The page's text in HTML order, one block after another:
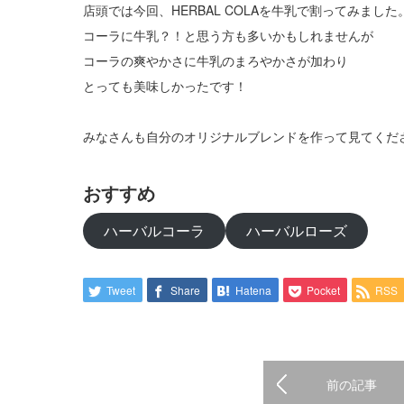
店頭では今回、HERBAL COLAを牛乳で割ってみました。
コーラに牛乳？！と思う方も多いかもしれませんが
コーラの爽やかさに牛乳のまろやかさが加わり
とっても美味しかったです！
みなさんも自分のオリジナルブレンドを作って見てくだ
おすすめ
ハーバルコーラ ハーバルローズ
Tweet Share Hatena Pocket RSS
前の記事